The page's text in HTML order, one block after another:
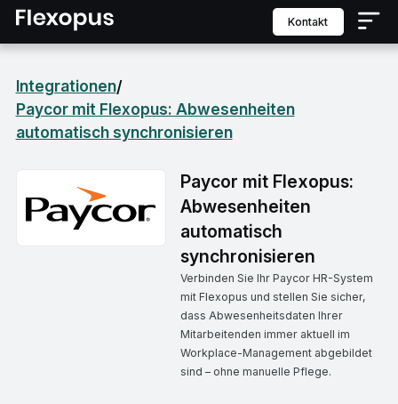
Kontakt
Integrationen/
Paycor mit Flexopus: Abwesenheiten
automatisch synchronisieren
Paycor mit Flexopus:
Abwesenheiten
automatisch
synchronisieren
Verbinden Sie Ihr Paycor HR-System
mit Flexopus und stellen Sie sicher,
dass Abwesenheitsdaten Ihrer
Mitarbeitenden immer aktuell im
Workplace-Management abgebildet
sind – ohne manuelle Pflege.